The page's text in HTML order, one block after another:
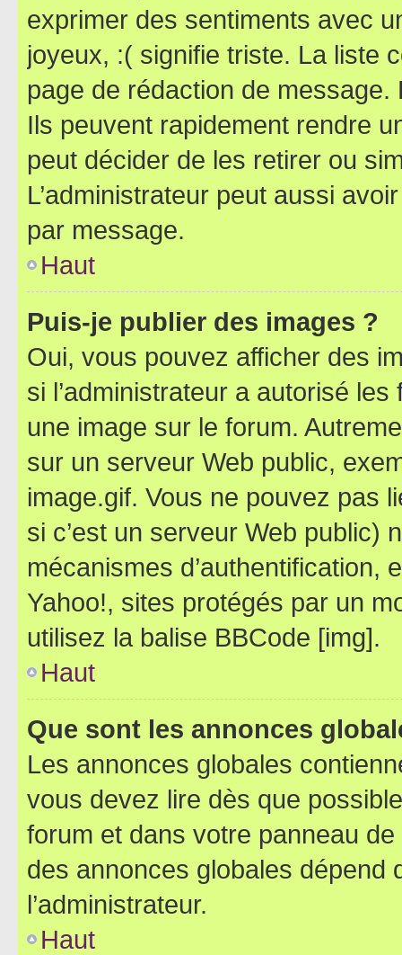
exprimer des sentiments avec
joyeux, :( signifie triste. La liste
page de rédaction de
Ils peuvent rapidement rendre
peut décider de les retirer ou
L’administrateur peut aussi
par message.
Haut
Puis-je publier des images ?
Oui, vous pouvez afficher des
si l’administrateur a autorisé
une image sur le forum.
sur un serveur Web public,
image.gif. Vous ne pouvez pas
si c’est un serveur Web public)
mécanismes d’authentification,
Yahoo!, sites protégés par un
utilisez la balise BBCode [img].
Haut
Que sont les annonces
Les annonces globales
vous devez lire dès que
forum et dans votre panneau
des annonces globales dépend
l’administrateur.
Haut